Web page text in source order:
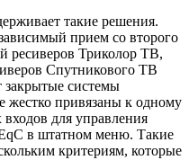
такие решения.
прием со второго
ресиверов Триколор ТВ,
Спутникового ТВ
системы
жестко привязаны к одному
для управления
в штатном меню. Такие
критериям, которые